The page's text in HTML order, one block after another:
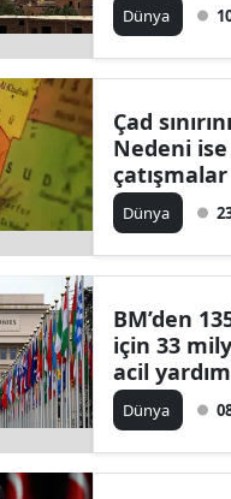
Dünya
Çad
Nedeni
çatışmalar
Dünya
BM’den
için 33
acil
Dünya